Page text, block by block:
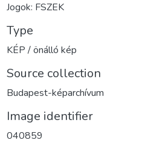
Jogok: FSZEK
Type
KÉP / önálló kép
Source collection
Budapest-képarchívum
Image identifier
040859